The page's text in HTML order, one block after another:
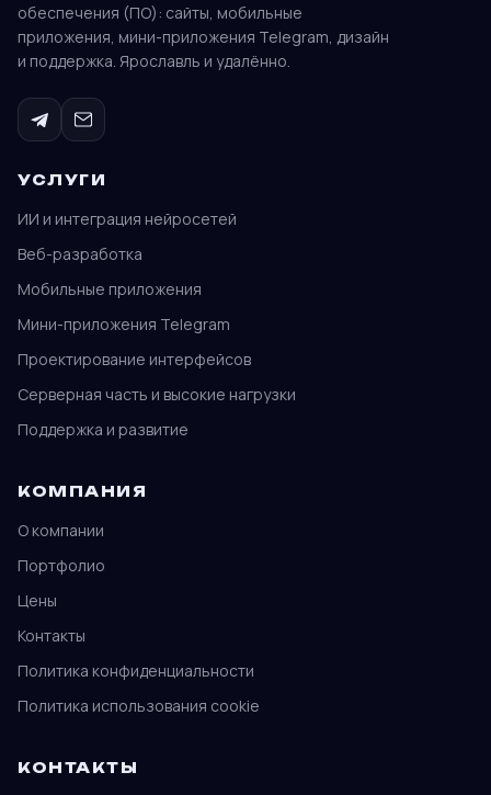
обеспечения (ПО): сайты, мобильные
приложения, мини-приложения Telegram, дизайн
и поддержка. Ярославль и удалённо.
УСЛУГИ
ИИ и интеграция нейросетей
Веб-разработка
Мобильные приложения
Мини-приложения Telegram
Проектирование интерфейсов
Серверная часть и высокие нагрузки
Поддержка и развитие
КОМПАНИЯ
О компании
Портфолио
Цены
Контакты
Политика конфиденциальности
Политика использования cookie
КОНТАКТЫ